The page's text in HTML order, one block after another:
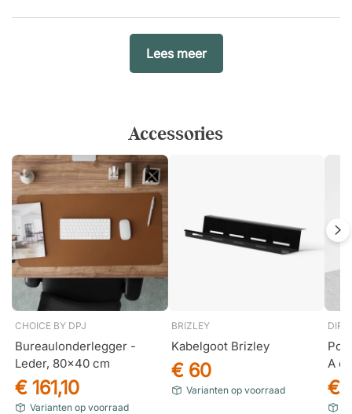
Lees meer
Accessories
CHOICE BY DPJ
Bureaulonderlegger -
Leder, 80x40 cm
€ 161,10
Varianten op voorraad
BRIZLEY
Kabelgoot Brizley
€ 60
Varianten op voorraad
A
€